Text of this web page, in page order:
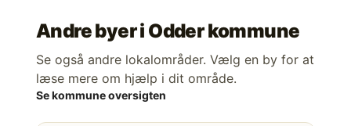
Andre byer i Odder kommune
Se også andre lokalområder. Vælg en by for at
læse mere om hjælp i dit område.
Se kommune oversigten